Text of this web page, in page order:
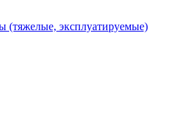
(тяжелые, эксплуатируемые)